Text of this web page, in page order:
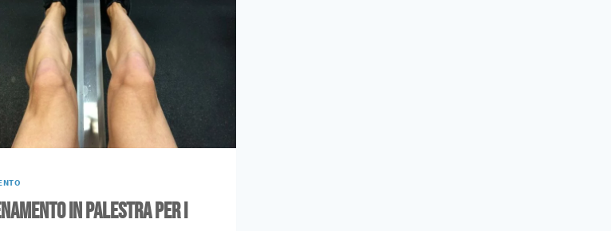
in palestra per i